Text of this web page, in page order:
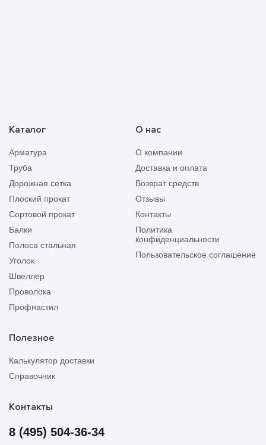
Каталог
Арматура
Труба
Дорожная сетка
Плоский прокат
Сортовой прокат
Балки
Полоса стальная
Уголок
Швеллер
Проволока
Профнастил
О нас
О компании
Доставка и оплата
Возврат средств
Отзывы
Контакты
Политика
конфиденциальности
Пользовательское соглашение
Полезное
Калькулятор доставки
Справочник
Контакты
8 (495) 504-36-34